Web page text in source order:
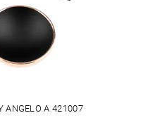
ANGELO A 421007